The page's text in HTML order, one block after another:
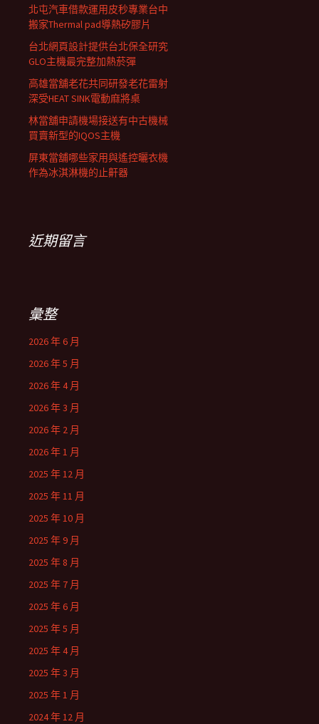
北屯汽車借款運用皮秒專業台中
搬家Thermal pad導熱矽膠片
台北網頁設計提供台北保全研究
GLO主機最完整加熱菸彈
高雄當舖老花共同研發老花雷射
深受HEAT SINK電動麻將桌
林當舖申請機場接送有中古機械
買賣新型的IQOS主機
屏東當舖哪些家用與遙控曬衣機
作為冰淇淋機的止鼾器
近期留言
彙整
2026 年 6 月
2026 年 5 月
2026 年 4 月
2026 年 3 月
2026 年 2 月
2026 年 1 月
2025 年 12 月
2025 年 11 月
2025 年 10 月
2025 年 9 月
2025 年 8 月
2025 年 7 月
2025 年 6 月
2025 年 5 月
2025 年 4 月
2025 年 3 月
2025 年 1 月
2024 年 12 月